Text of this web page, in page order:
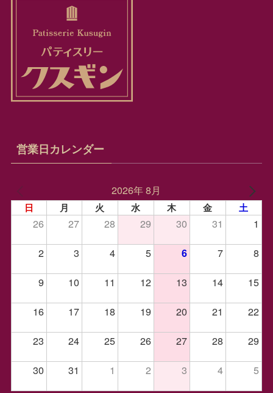
営業日カレンダー
2026年 8月
日 月 火 水 木 金 土
26 27 28 29 30 31
1
2
3 4 5 6 7
8
9
10 11 12 13 14
15
16
17 18 19 20 21
22
23
24 25 26 27 28
29
30
31 1 2 3 4 5